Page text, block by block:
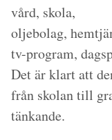
vård, skola,
oljebolag,
tv-program,
Det är klart att
från skolan till
tänkande.